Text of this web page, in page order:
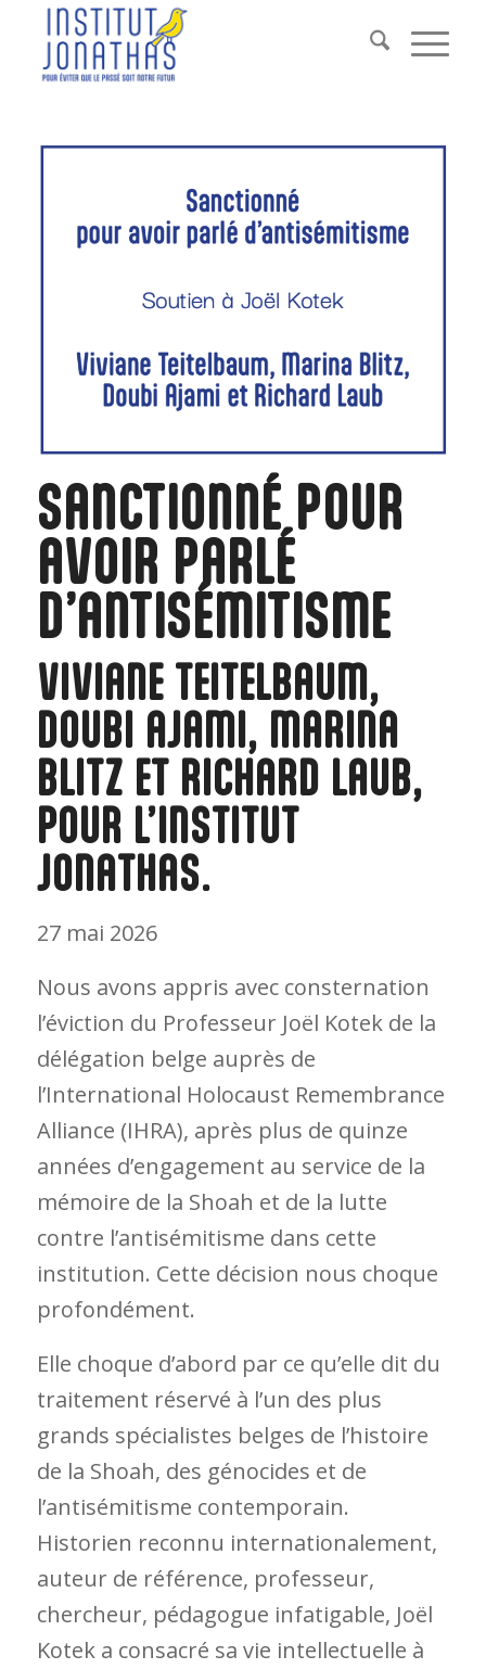
SANCTIONNÉ POUR
AVOIR PARLÉ
D’ANTISÉMITISME
VIVIANE TEITELBAUM,
DOUBI AJAMI, MARINA
BLITZ ET RICHARD LAUB,
POUR L’INSTITUT
JONATHAS.
27 mai 2026
Nous avons appris avec consternation
l’éviction du Professeur Joël Kotek de la
délégation belge auprès de
l’International Holocaust Remembrance
Alliance (IHRA), après plus de quinze
années d’engagement au service de la
mémoire de la Shoah et de la lutte
contre l’antisémitisme dans cette
institution. Cette décision nous choque
profondément.
Elle choque d’abord par ce qu’elle dit du
traitement réservé à l’un des plus
grands spécialistes belges de l’histoire
de la Shoah, des génocides et de
l’antisémitisme contemporain.
Historien reconnu internationalement,
auteur de référence, professeur,
chercheur, pédagogue infatigable, Joël
Kotek a consacré sa vie intellectuelle à